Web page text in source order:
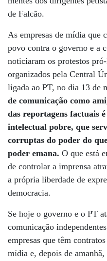
de Falcão.
As empresas de mídia que
povo contra o governo e a
noticiaram os protestos
organizados pela Central
ligada ao PT, no dia 13 de
de comunicação como
das reportagens factuais
intelectual pobre, que
corruptas do poder do
poder emana. O que está
de controlar a imprensa
a própria liberdade de
democracia.
Se hoje o governo e o PT
comunicação
empresas que têm
mídia e, depois de